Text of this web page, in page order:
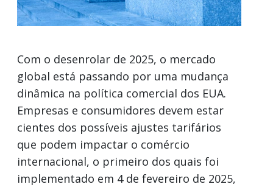
Com o desenrolar de 2025, o mercado
global está passando por uma mudança
dinâmica na política comercial dos EUA.
Empresas e consumidores devem estar
cientes dos possíveis ajustes tarifários
que podem impactar o comércio
internacional, o primeiro dos quais foi
implementado em 4 de fevereiro de 2025,